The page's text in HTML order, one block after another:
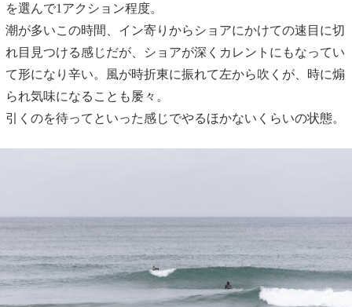
を選んで1アクション程度。
潮が多いこの時間、イン寄りからショアにかけての速目に切
れ目見つける感じだが、ショアが深くカレントにもなってい
て形になり辛い。風が時折東に振れて左から吹くが、時に煽
られ気味になることも屡々。
引くのを待ってといった感じでやるほかないくらいの状態。